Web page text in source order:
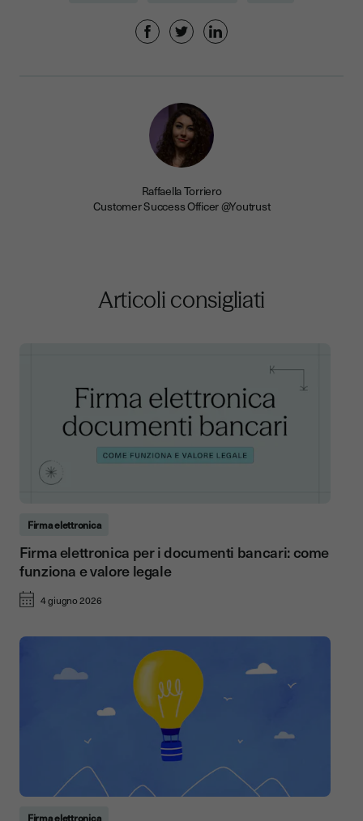
Raffaella Torriero
Customer Success Officer @Youtrust
Articoli consigliati
Firma elettronica
Firma elettronica per i documenti bancari: come
funziona e valore legale
4 giugno 2026
Firma elettronica